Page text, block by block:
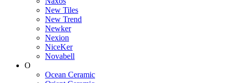
New Tiles
New Trend
Newker
Nexion
NiceKer
Novabell
O
Ocean Ceramic